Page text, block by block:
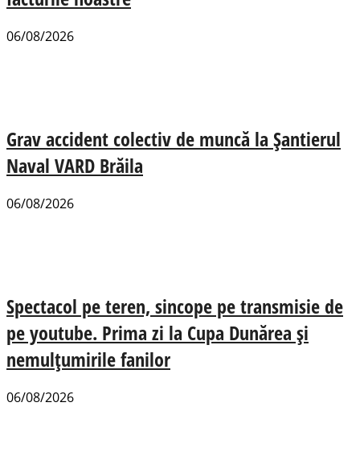
06/08/2026
Grav accident colectiv de muncă la Șantierul
Naval VARD Brăila
06/08/2026
Spectacol pe teren, sincope pe transmisie de
pe youtube. Prima zi la Cupa Dunărea și
nemulțumirile fanilor
06/08/2026